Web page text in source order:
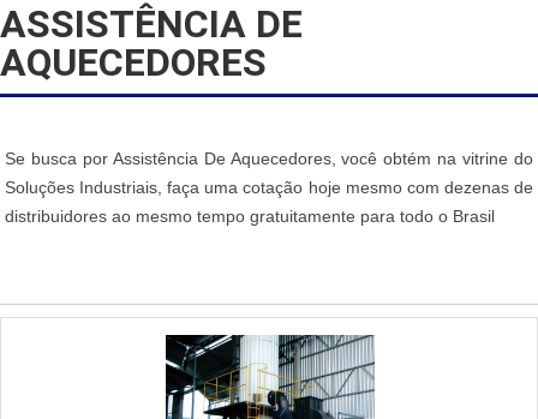
ASSISTÊNCIA DE
AQUECEDORES
Se busca por Assistência De Aquecedores, você obtém na vitrine do
Soluções Industriais, faça uma cotação hoje mesmo com dezenas de
distribuidores ao mesmo tempo gratuitamente para todo o Brasil